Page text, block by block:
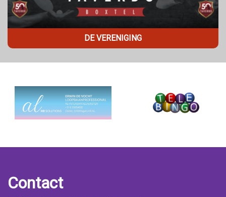
DE VERENIGING
Contact